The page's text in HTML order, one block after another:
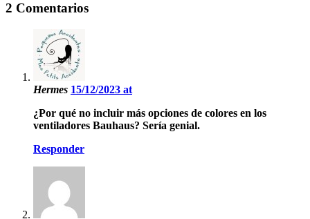
2 Comentarios
Hermes 15/12/2023 at
¿Por qué no incluir más opciones de colores en los
ventiladores Bauhaus? Sería genial.
Responder